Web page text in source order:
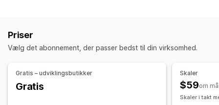
Redigeringsværktøj
Generering med kunstig intelligens
Tilpasset kode
Automatiseringer
Målretning
Tagging
Analyser
Tilpasset HTML
Priser
Vælg det abonnement, der passer bedst til din virksomhed.
Gratis – udviklingsbutikker
Gratis
Skaler
$59om
Skaler i takt